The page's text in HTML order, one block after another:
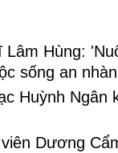
Lâm Hùng:
sống an
Huỳnh Ngân
Dương